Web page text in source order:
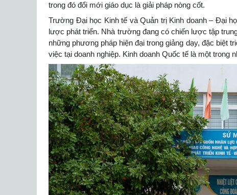
trong đó đổi mới giáo dục là giải pháp nòng cốt.
Trường Đại học Kinh tế và Quản trị Kinh doanh – Đại
lược phát triển. Nhà trường đang có chiến lược tập
những phương pháp hiện đại trong giảng dạy, đặc biệt
việc tại doanh nghiệp. Kinh doanh Quốc tế là một trong